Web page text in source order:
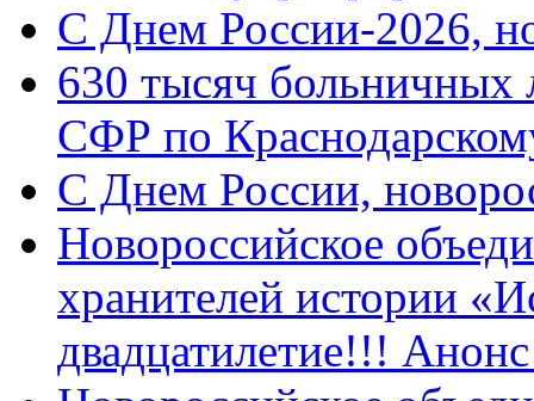
C Днем России-2026,
630 тысяч больничных
СФР по
C Днем России,
Новороссийское
хранителей истории
двадцатилетие!!!